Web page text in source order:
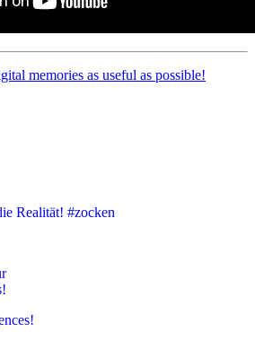
memories as useful as possible!
Realität! #zocken